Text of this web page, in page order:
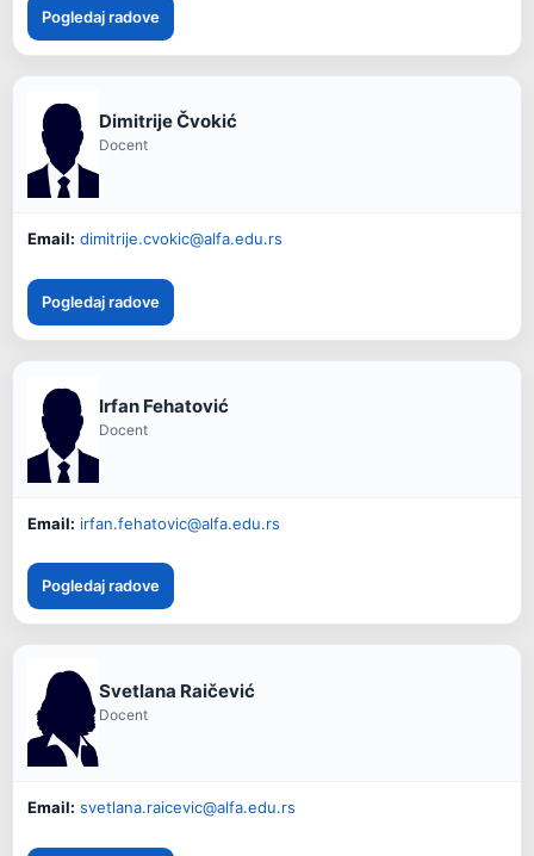
Pogledaj radove
Dimitrije Čvokić
Docent
Email: dimitrije.cvokic@alfa.edu.rs
Pogledaj radove
Irfan Fehatović
Docent
Email: irfan.fehatovic@alfa.edu.rs
Pogledaj radove
Svetlana Raičević
Docent
Email: svetlana.raicevic@alfa.edu.rs